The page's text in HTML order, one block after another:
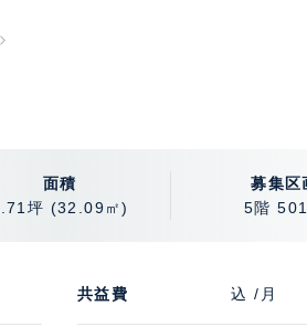
面積
坪 (32.09㎡)
募集区
5階
共益費 込 /月